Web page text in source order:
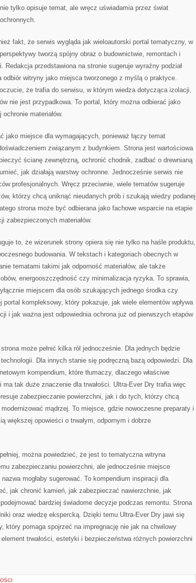
tylko opisuje temat, ale wręcz uświadamia przez świat
fakt, że serwis wygląda jak wieloautorski portal tematyczny, w
tworzą spójny obraz o budownictwie, remontach i
Redakcja przedstawiona na stronie sugeruje wyraźny podział
odbiór witryny jako miejsca tworzonego z myślą o praktyce.
że trafia do serwisu, w którym wiedza dotycząca izolacji,
nie jest przypadkowa. To portal, który można odbierać jako
materiałów.
jako miejsce dla wymagających, ponieważ łączy temat
związanym z budynkiem. Strona jest wartościowa
ścianę zewnętrzną, ochronić chodnik, zadbać o drewnianą
jak działają warstwy ochronne. Jednocześnie serwis nie
profesjonalnych. Wręcz przeciwnie, wiele tematów sugeruje
którzy chcą uniknąć nieudanych prób i szukają wiedzy podanej
strona może być odbierana jako fachowe wsparcie na etapie
zabezpieczonych materiałów.
to, że wizerunek strony opiera się nie tylko na haśle produktu,
budowania. W tekstach i kategoriach obecnych w
tematami takimi jak odporność materiałów, ale także
energooszczędność czy minimalizacja ryzyka. To sprawia,
miejscem dla osób szukających jednego środka czy
portal kompleksowy, który pokazuje, jak wiele elementów wpływa
i jak ważna jest odpowiednia ochrona już od pierwszych etapów
może pełnić kilka ról jednocześnie. Dla jednych będzie
Dla innych stanie się podręczną bazą odpowiedzi. Dla
kompendium, które tłumaczy, dlaczego właściwe
ma tak duże znaczenie dla trwałości. Ultra-Ever Dry trafia więc
zabezpieczanie powierzchni, jak i do tych, którzy chcą
mądrzej. To miejsce, gdzie nowoczesne preparaty i
większej opowieści o trwałym, odpornym i dobrze
można powiedzieć, że jest to tematyczna witryna
zabezpieczaniu powierzchni, ale jednocześnie miejsce
mogłaby sugerować. To kompendium inspiracji dla
jak chronić kamień, jak zabezpieczać nawierzchnie, jak
bardziej świadome decyzje podczas remontu. Strona
oraz wiedzę ekspercką. Dzięki temu Ultra-Ever Dry jawi się
który pomaga spojrzeć na impregnację nie jak na chwilowy
trwałości, estetyki i bezpieczeństwa różnych powierzchni